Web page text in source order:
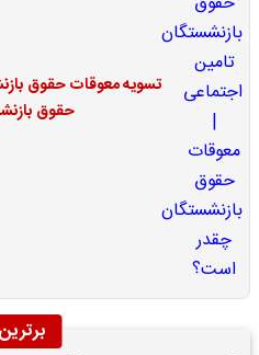
تسویه معوقات حقوق
حقوق